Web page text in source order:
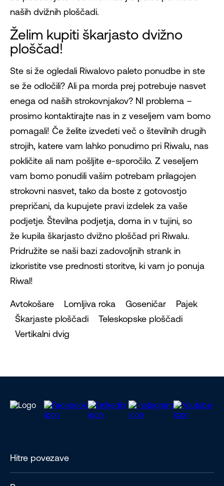
naših dvižnih ploščadi.
Želim kupiti škarjasto dvižno
ploščad!
Ste si že ogledali Riwalovo paleto ponudbe in ste
se že odločili? Ali pa morda prej potrebuje nasvet
enega od naših strokovnjakov? NI problema –
prosimo kontaktirajte nas in z veseljem vam bomo
pomagali! Če želite izvedeti več o številnih drugih
strojih, katere vam lahko ponudimo pri Riwalu, nas
pokličite ali nam pošljite e-sporočilo. Z veseljem
vam bomo ponudili vašim potrebam prilagojen
strokovni nasvet, tako da boste z gotovostjo
prepričani, da kupujete pravi izdelek za vaše
podjetje. Številna podjetja, doma in v tujini, so
že kupila škarjasto dvižno ploščad pri Riwalu.
Pridružite se naši bazi zadovoljnih strank in
izkoristite vse prednosti storitve, ki vam jo ponuja
Riwal!
Avtokošare Lomljiva roka Goseničar Pajek
Škarjaste ploščadi Teleskopske ploščadi
Vertikalni dvig
Hitre povezave